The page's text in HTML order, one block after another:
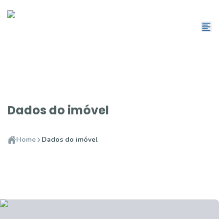
Dados do imóvel
Home Dados do imóvel